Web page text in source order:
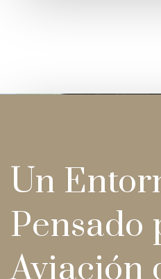
Un
Pensado
Aviación